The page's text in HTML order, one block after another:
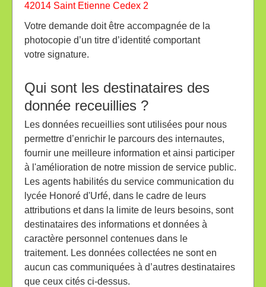
42014 Saint Etienne Cedex 2
Votre demande doit être accompagnée de la
photocopie d’un titre d’identité comportant
votre signature.
Qui sont les destinataires des
donnée receuillies ?
Les données recueillies sont utilisées pour nous
permettre d’enrichir le parcours des internautes,
fournir une meilleure information et ainsi participer
à l'amélioration de notre mission de service public.
Les agents habilités du service communication du
lycée Honoré d'Urfé, dans le cadre de leurs
attributions et dans la limite de leurs besoins, sont
destinataires des informations et données à
caractère personnel contenues dans le
traitement. Les données collectées ne sont en
aucun cas communiquées à d’autres destinataires
que ceux cités ci-dessus.